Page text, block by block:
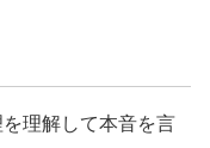
理解して本音を言